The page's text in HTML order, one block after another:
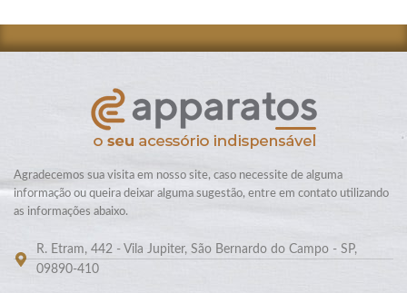
Agradecemos sua visita em nosso site, caso necessite de alguma
informação ou queira deixar alguma sugestão, entre em contato utilizando
as informações abaixo.
R. Etram, 442 - Vila Jupiter, São Bernardo do Campo - SP,
09890-410